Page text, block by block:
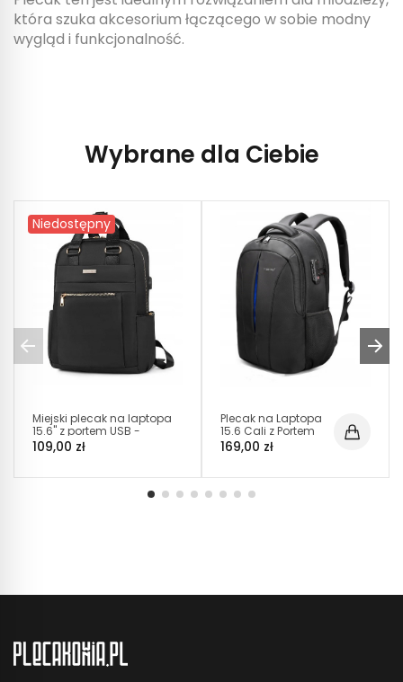
która szuka akcesorium łączącego w sobie modny
wygląd i funkcjonalność.
Wybrane dla Ciebie
Niedostępny
Miejski plecak na laptopa
15.6" z portem USB -
Czarny (T111)
109,00 zł
Plecak na Laptopa
15.6 Cali z Portem
USB Czarny z
Niebieskim (I026)
169,00 zł